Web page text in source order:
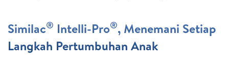
Similac® Intelli-Pro®, Menemani Setiap
Langkah Pertumbuhan Anak